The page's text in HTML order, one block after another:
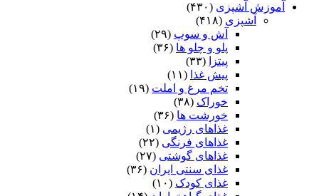
آموزش آشپزی (۴۳۰)
آشپزی (۴۱۸)
آش و سوپ (۲۹)
پلو و چلو ها (۳۶)
پیتزا
(۳۳)
پیش غذا (۱۱)
تخم مرغ و املت (۱۹)
خوراک (۳۸)
خورشت ها (۳۶)
غذاهای رژیمی (۱)
غذاهای فرنگی (۲۲)
غذاهای گوشتی (۲۷)
غذای سنتی ایران (۳۶)
غذای کودک (۱۰)